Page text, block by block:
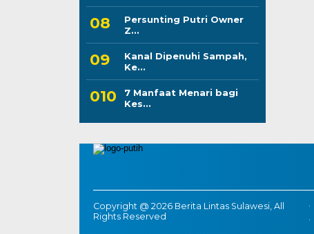
Persunting Putri Owner
Z...
Kanal Dipenuhi Sampah,
Ke...
7 Manfaat Menari bagi
Kes...
Copyright @ 2026 Berita Lintas Sulawesi, All
Rights Reserved